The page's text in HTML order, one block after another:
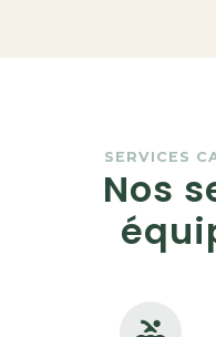
SERVICES
Nos